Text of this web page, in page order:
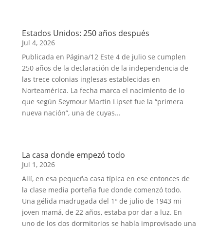
Estados Unidos: 250 años después
Jul 4, 2026
Publicada en Página/12 Este 4 de julio se cumplen
250 años de la declaración de la independencia de
las trece colonias inglesas establecidas en
Norteamérica. La fecha marca el nacimiento de lo
que según Seymour Martin Lipset fue la “primera
nueva nación”, una de cuyas...
La casa donde empezó todo
Jul 1, 2026
Allí, en esa pequeña casa típica en ese entonces de
la clase media porteña fue donde comenzó todo.
Una gélida madrugada del 1º de julio de 1943 mi
joven mamá, de 22 años, estaba por dar a luz. En
uno de los dos dormitorios se había improvisado una